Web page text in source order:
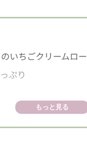
いちごクリームロー
ぷり
もっと見る